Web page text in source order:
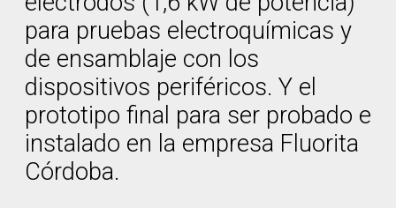
para pruebas electroquímicas y
de ensamblaje con los
dispositivos periféricos. Y el
prototipo final para ser probado e
instalado en la empresa Fluorita
Córdoba.